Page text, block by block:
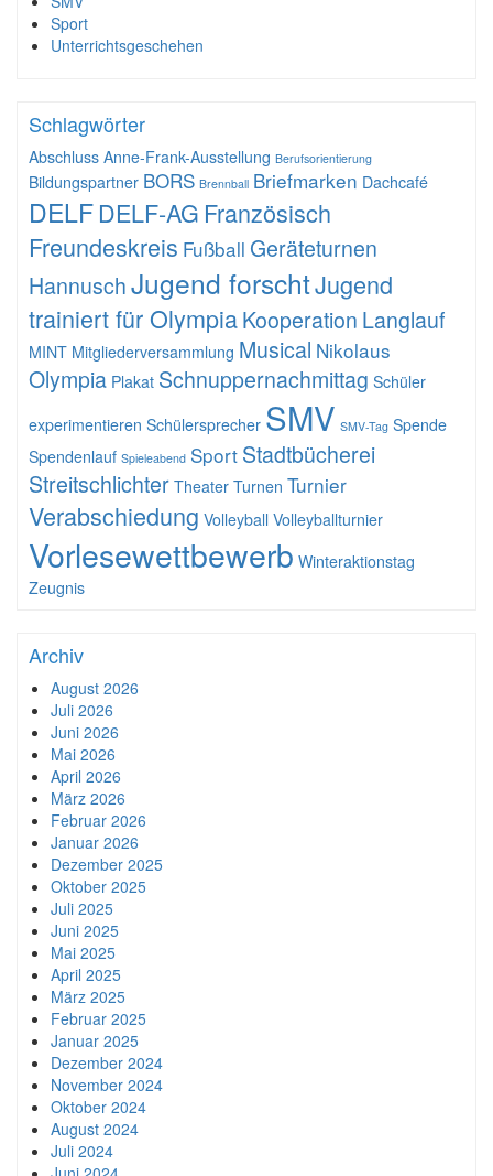
Sport
Unterrichtsgeschehen
Schlagwörter
Abschluss Anne-Frank-Ausstellung Berufsorientierung
Bildungspartner BORS Brennball Briefmarken Dachcafé
DELFDELF-AG Französisch
Freundeskreis Fußball Geräteturnen
HannuschJugend forschtJugend
trainiert für OlympiaKooperation Langlauf
MINT Mitgliederversammlung Musical Nikolaus
Olympia Plakat Schnuppernachmittag Schüler
experimentieren Schülersprecher SMV SMV-Tag Spende
Spendenlauf Spieleabend Sport Stadtbücherei
Streitschlichter Theater Turnen Turnier
Verabschiedung Volleyball Volleyballturnier
Vorlesewettbewerb Winteraktionstag
Zeugnis
Archiv
August 2026
Juli 2026
Juni 2026
Mai 2026
April 2026
März 2026
Februar 2026
Januar 2026
Dezember 2025
Oktober 2025
Juli 2025
Juni 2025
Mai 2025
April 2025
März 2025
Februar 2025
Januar 2025
Dezember 2024
November 2024
Oktober 2024
August 2024
Juli 2024